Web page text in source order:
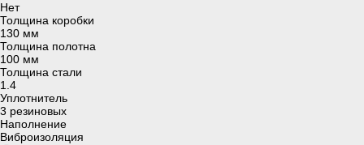
Нет
Толщина коробки
130 мм
Толщина полотна
100 мм
Толщина стали
1.4
Уплотнитель
3 резиновых
Наполнение
Виброизоляция